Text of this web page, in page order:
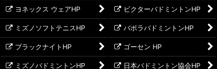
ヨネックス ウェアHP ビクターバドミントンHP
ミズノソフトテニスHP バボラバドミントンHP
ブラックナイトHP ゴーセン HP
ミズノバドミントンHP 日本バドミントン協会HP